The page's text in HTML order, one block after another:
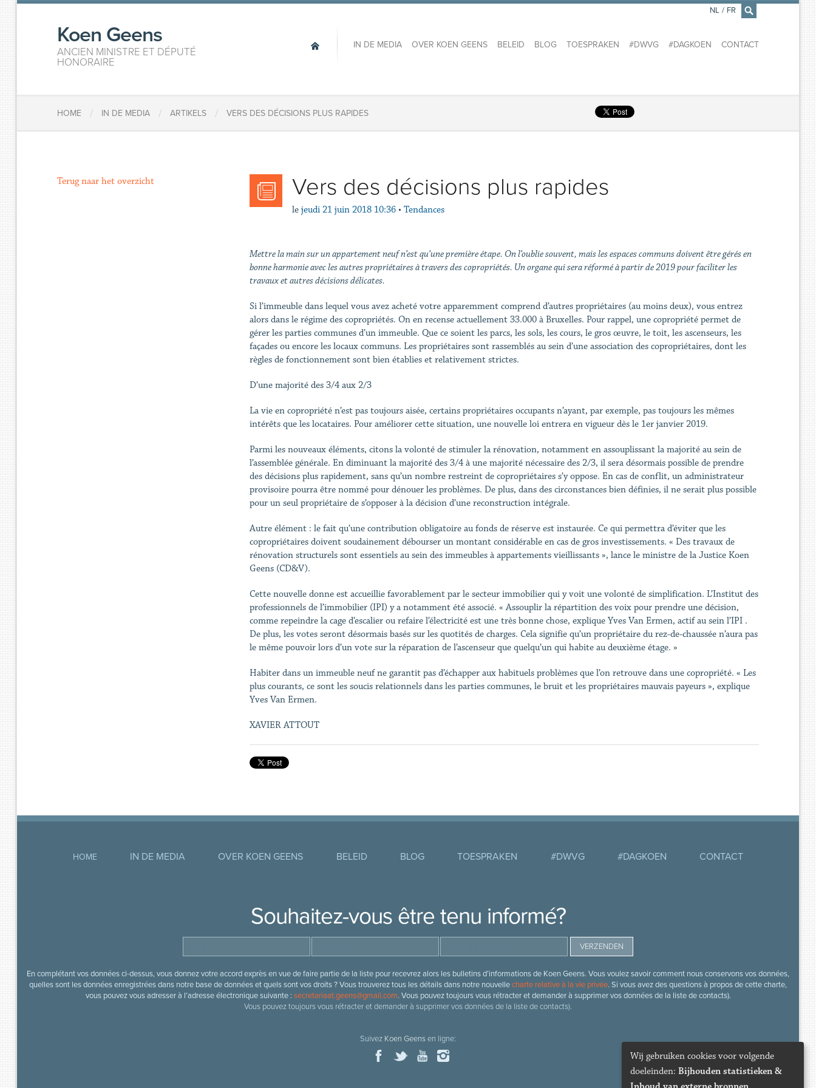
×
Koen Geens
ANCIEN MINISTRE ET DÉPUTÉ
HONORAIRE
IN DE MEDIA OVER KOEN GEENS BELEID BLOG TOESPRAKEN #DWVG #DAGKOEN CONTACT
NL / FR
HOME / IN DE MEDIA / ARTIKELS / VERS DES DÉCISIONS PLUS RAPIDES
Vers des décisions plus rapides
le jeudi 21 juin 2018 10:36 • Tendances
Mettre la main sur un appartement neuf n’est qu’une première étape. On l’oublie souvent, mais les espaces communs doivent être gérés en
bonne harmonie avec les autres propriétaires à travers des copropriétés. Un organe qui sera réformé à partir de 2019 pour faciliter les
travaux et autres décisions délicates.
Si l’immeuble dans lequel vous avez acheté votre apparemment comprend d’autres propriétaires (au moins deux), vous entrez
alors dans le régime des copropriétés. On en recense actuellement 33.000 à Bruxelles. Pour rappel, une copropriété permet de
gérer les parties communes d’un immeuble. Que ce soient les parcs, les sols, les cours, le gros œuvre, le toit, les ascenseurs, les
façades ou encore les locaux communs. Les propriétaires sont rassemblés au sein d’une association des copropriétaires, dont les
règles de fonctionnement sont bien établies et relativement strictes.
D’une majorité des 3/4 aux 2/3
La vie en copropriété n’est pas toujours aisée, certains propriétaires occupants n’ayant, par exemple, pas toujours les mêmes
intérêts que les locataires. Pour améliorer cette situation, une nouvelle loi entrera en vigueur dès le 1er janvier 2019.
Parmi les nouveaux éléments, citons la volonté de stimuler la rénovation, notamment en assouplissant la majorité au sein de
l’assemblée générale. En diminuant la majorité des 3/4 à une majorité nécessaire des 2/3, il sera désormais possible de prendre
des décisions plus rapidement, sans qu’un nombre restreint de copropriétaires s’y oppose. En cas de conflit, un administrateur
provisoire pourra être nommé pour dénouer les problèmes. De plus, dans des circonstances bien définies, il ne serait plus possible
pour un seul propriétaire de s’opposer à la décision d’une reconstruction intégrale.
Autre élément : le fait qu’une contribution obligatoire au fonds de réserve est instaurée. Ce qui permettra d’éviter que les
copropriétaires doivent soudainement débourser un montant considérable en cas de gros investissements. « Des travaux de
rénovation structurels sont essentiels au sein des immeubles à appartements vieillissants », lance le ministre de la Justice Koen
Geens (CD&V).
Cette nouvelle donne est accueillie favorablement par le secteur immobilier qui y voit une volonté de simplification. L’Institut des
professionnels de l’immobilier (IPI) y a notamment été associé. « Assouplir la répartition des voix pour prendre une décision,
comme repeindre la cage d’escalier ou refaire l’électricité est une très bonne chose, explique Yves Van Ermen, actif au sein l’IPI .
De plus, les votes seront désormais basés sur les quotités de charges. Cela signifie qu’un propriétaire du rez-de-chaussée n’aura pas
le même pouvoir lors d’un vote sur la réparation de l’ascenseur que quelqu’un qui habite au deuxième étage. »
Habiter dans un immeuble neuf ne garantit pas d’échapper aux habituels problèmes que l’on retrouve dans une copropriété. « Les
plus courants, ce sont les soucis relationnels dans les parties communes, le bruit et les propriétaires mauvais payeurs », explique
Yves Van Ermen.
XAVIER ATTOUT
Terug naar het overzicht
HOME IN DE MEDIA OVER KOEN GEENS BELEID BLOG TOESPRAKEN #DWVG #DAGKOEN CONTACT
Souhaitez-vous être tenu informé?
En complétant vos données ci-dessus, vous donnez votre accord exprès en vue de faire partie de la liste pour recevrez alors les bulletins d’informations de Koen Geens. Vous voulez savoir comment nous conservons vos données,
quelles sont les données enregistrées dans notre base de données et quels sont vos droits ? Vous trouverez tous les détails dans notre nouvellecharte relative à la vie privée. Si vous avez des questions à propos de cette charte,
vous pouvez vous adresser à l’adresse électronique suivante : secretariaat.geens@gmail.com. Vous pouvez toujours vous rétracter et demander à supprimer vos données de la liste de contacts).
Vous pouvez toujours vous rétracter et demander à supprimer vos données de la liste de contacts).
Suivez Koen Geensen ligne:
Wij gebruiken cookies voor volgende
doeleinden: Bijhouden statistieken &